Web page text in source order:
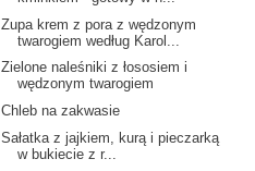
Zupa krem z pora z wędzonym
twarogiem według Karol...
Zielone naleśniki z łososiem i
wędzonym twarogiem
Chleb na zakwasie
Sałatka z jajkiem, kurą i pieczarką
w bukiecie z r...